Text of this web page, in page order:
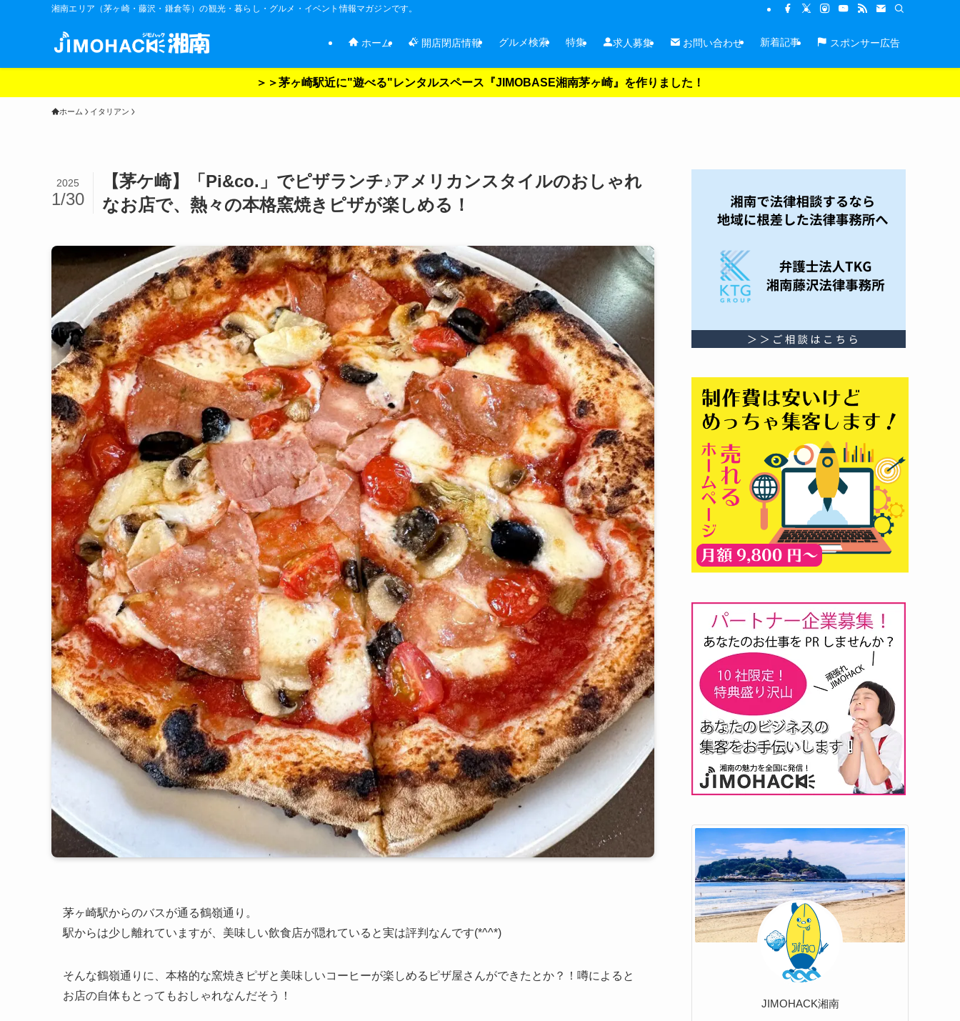
湘南エリア（茅ヶ崎・藤沢・鎌倉等）の観光・暮らし・グルメ・イベント情報マガジンです。
ホーム 開店閉店情報 グルメ検索 特集 求人募集 お問い合わせ 新着記事 スポンサー広告
＞＞茅ヶ崎駅近に"遊べる"レンタルスペース『JIMOBASE湘南茅ヶ崎』を作りました！
ホーム イタリアン
【茅ケ崎】「Pi&co.」でピザランチ♪アメリカンスタイルのおしゃれ
なお店で、熱々の本格窯焼きピザが楽しめる！
2025
1/30
茅ヶ崎駅からのバスが通る鶴嶺通り。
駅からは少し離れていますが、美味しい飲食店が隠れていると実は評判なんです(*^^*)
そんな鶴嶺通りに、本格的な窯焼きピザと美味しいコーヒーが楽しめるピザ屋さんができたとか？！噂によると
お店の自体もとってもおしゃれなんだそう！
JIMOHACK湘南